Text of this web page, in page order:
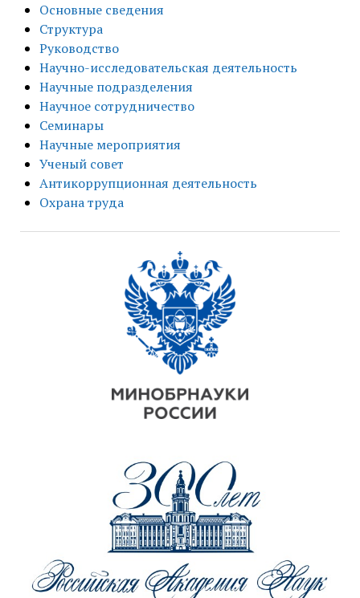
Основные сведения
Структура
Руководство
Научно-исследовательская деятельность
Научные подразделения
Научное сотрудничество
Семинары
Научные мероприятия
Ученый совет
Антикоррупционная деятельность
Охрана труда